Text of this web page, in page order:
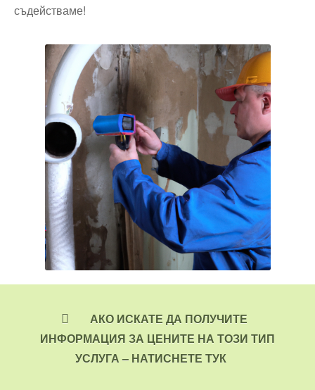
съдействаме!
АКО ИСКАТЕ ДА ПОЛУЧИТЕ
ИНФОРМАЦИЯ ЗА ЦЕНИТЕ НА ТОЗИ ТИП
УСЛУГА – НАТИСНЕТЕ ТУК